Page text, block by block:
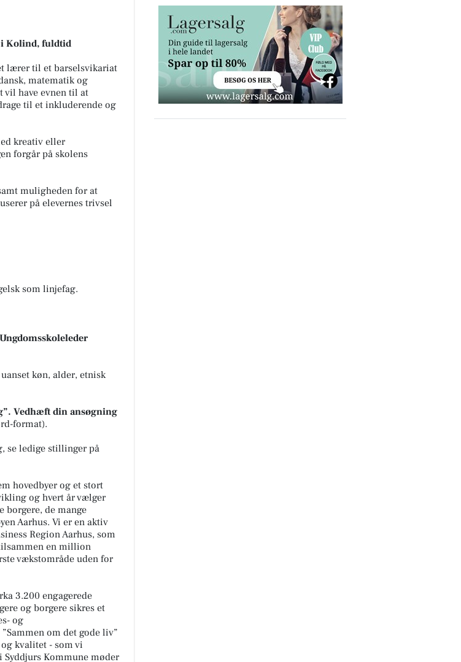
i Kolind, fuldtid
lærer til et barselsvikariat
matematik og
vil have evnen til at
til et inkluderende og
kreativ eller
forgår på skolens
muligheden for at
på elevernes trivsel
som linjefag.
køn, alder, etnisk
Vedhæft din ansøgning
format).
se ledige stillinger på
hovedbyer og et stort
og hvert år vælger
borgere, de mange
Aarhus. Vi er en aktiv
Region Aarhus, som
en million
vækstområde uden for
3.200 engagerede
og borgere sikres et
og
om det gode liv”
kvalitet - som vi
Syddjurs Kommune møder